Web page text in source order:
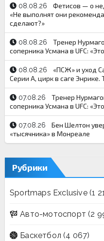
08.08.26
Фетисов — о
«Не выполнят они
сделают?»
08.08.26
Тренер
соперника Усмана в UFC:
08.08.26
«ПСЖ» и уход
Серии А, цирк в саге
07.08.26
Тренер
соперника Усмана в UFC:
07.08.26
Бен Шелтон
«тысячника» в Монреале
Рубрики
Sportmaps Exclusive(1
Авто-мотоспорт (2
Баскетбол (4 067)